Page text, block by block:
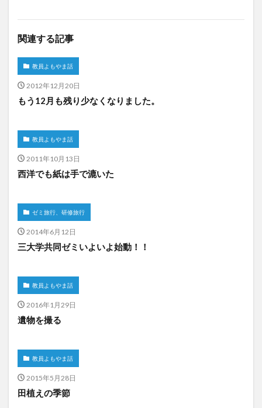
関連する記事
教員よもやま話
2012年12月20日
もう12月も残り少なくなりました。
教員よもやま話
2011年10月13日
西洋でも紙は手で漉いた
ゼミ旅行、研修旅行
2014年6月12日
三大学共同ゼミいよいよ始動！！
教員よもやま話
2016年1月29日
遺物を撮る
教員よもやま話
2015年5月28日
田植えの季節